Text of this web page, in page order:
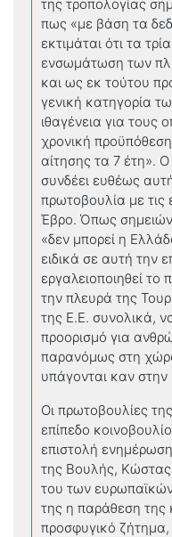
της τροπολογίας
πως «με βάση τα
εκτιμάται ότι τα
ενσωμάτωση των
και ως εκ τούτου
γενική κατηγορία
ιθαγένεια για τους
χρονική
αίτησης τα 7 έτη».
συνδέει ευθέως
πρωτοβουλία με τις
Έβρο. Όπως
«δεν μπορεί η
ειδικά σε αυτή την
εργαλειοποιηθεί
την πλευρά της
της Ε.Ε. συνολικά,
προορισμό για
παρανόμως στη
υπάγονται καν
Οι πρωτοβουλίες
επίπεδο
επιστολή
της Βουλής,
του των ευρωπαϊκών
της η παράθεση της
προσφυγικό